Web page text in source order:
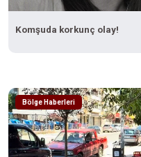
Komşuda korkunç olay!
Bölge Haberleri